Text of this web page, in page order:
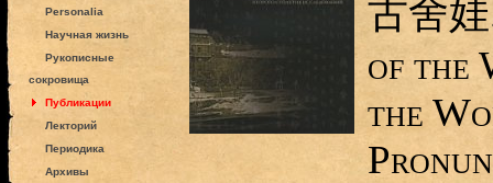
Personalia
Научная жизнь
Рукописные
сокровища
Публикации
Лекторий
Периодика
Архивы
古舍
of the
the